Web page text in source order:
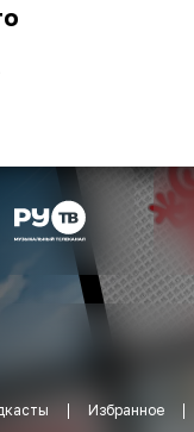
Избранное